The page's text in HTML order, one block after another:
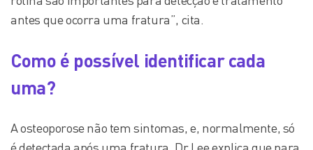
antes que ocorra uma fratura”, cita.
Como é possível identificar cada
uma?
A osteoporose não tem sintomas, e, normalmente, só